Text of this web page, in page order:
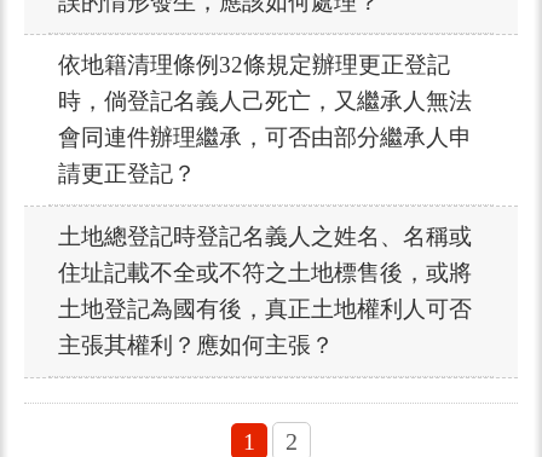
依地籍清理條例32條規定辦理更正登記
時，倘登記名義人己死亡，又繼承人無法
會同連件辦理繼承，可否由部分繼承人申
請更正登記？
土地總登記時登記名義人之姓名、名稱或
住址記載不全或不符之土地標售後，或將
土地登記為國有後，真正土地權利人可否
主張其權利？應如何主張？
1 2